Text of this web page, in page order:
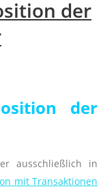
der
der
ausschließlich in
mit Transaktionen